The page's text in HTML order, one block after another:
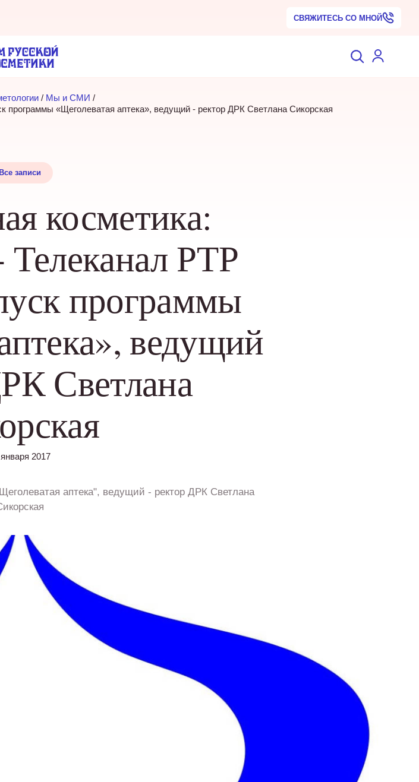
СВЯЖИТЕСЬ СО МНОЙ
/ Мы и СМИ /
программы «Щеголеватая аптека», ведущий - ректор ДРК Светлана Сикорская
Все записи
косметика:
Телеканал РТР
программы
ведущий
Светлана
2017
аптека", ведущий - ректор ДРК Светлана